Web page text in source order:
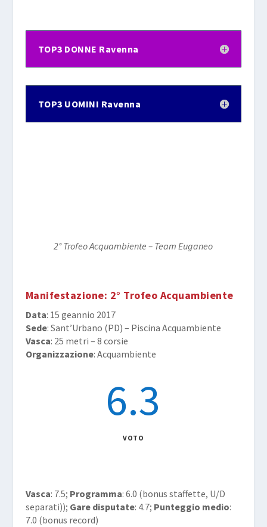
TOP3 DONNE Ravenna
TOP3 UOMINI Ravenna
2° Trofeo Acquambiente – Team Euganeo
Manifestazione: 2° Trofeo Acquambiente
Data: 15 geannio 2017
Sede: Sant’Urbano (PD) – Piscina Acquambiente
Vasca: 25 metri – 8 corsie
Organizzazione: Acquambiente
6.3
VOTO
Vasca: 7.5; Programma: 6.0 (bonus staffette, U/D
separati)); Gare disputate: 4.7; Punteggio medio:
7.0 (bonus record)